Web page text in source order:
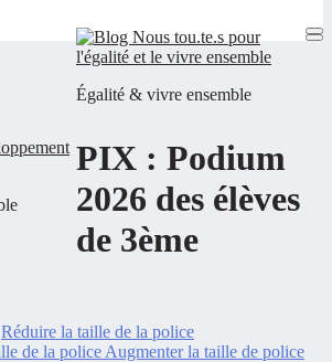
Égalité & vivre ensemble
PIX : Podium
2026 des élèves
de 3ème
Réduire la taille de la police
Augmenter la taille de police